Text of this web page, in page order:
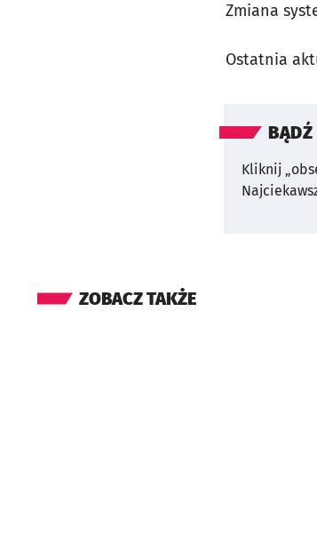
Zmiana
Ostatnia
BĄDŹ
Kliknij
ZOBACZ TAKŻE